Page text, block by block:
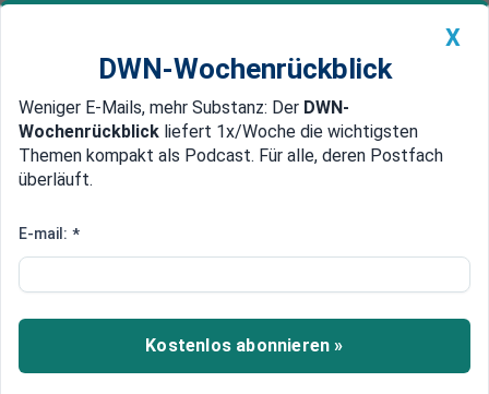
Newsticker MEIN DWN: Geldanlage Premium
Edelmetalle DWN-Magazin China
Erneut mehr Aufträge in der
Trendwende
In der deutschen Industrie mehren sich Hinweise
auf ein Ende der Schwächephase. Im April haben
X
DWN-Wochenrückblick
Weniger E-Mails, mehr Substanz: Der DWN-
Wochenrückblick liefert 1x/Woche die wichtigsten
Themen kompakt als Podcast. Für alle, deren Postfach
überläuft.
E-mail: *
Kostenlos abonnieren »